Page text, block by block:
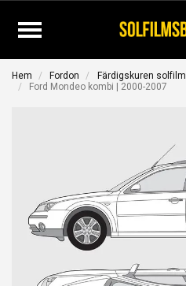
Hem Fordon Färdigskuren solfilm
Ford Mondeo kombi | 2000-2007